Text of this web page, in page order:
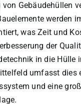
Gebäudehüllen
werden
was Zeit und
der
in die Hülle
umfasst dies
und eine